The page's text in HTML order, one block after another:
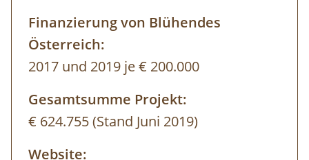
Finanzierung von Blühendes
Österreich:
2017 und 2019 je € 200.000
Gesamtsumme Projekt:
€ 624.755 (Stand Juni 2019)
Website: